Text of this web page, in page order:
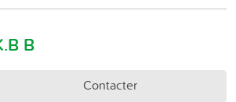
B
Contacter